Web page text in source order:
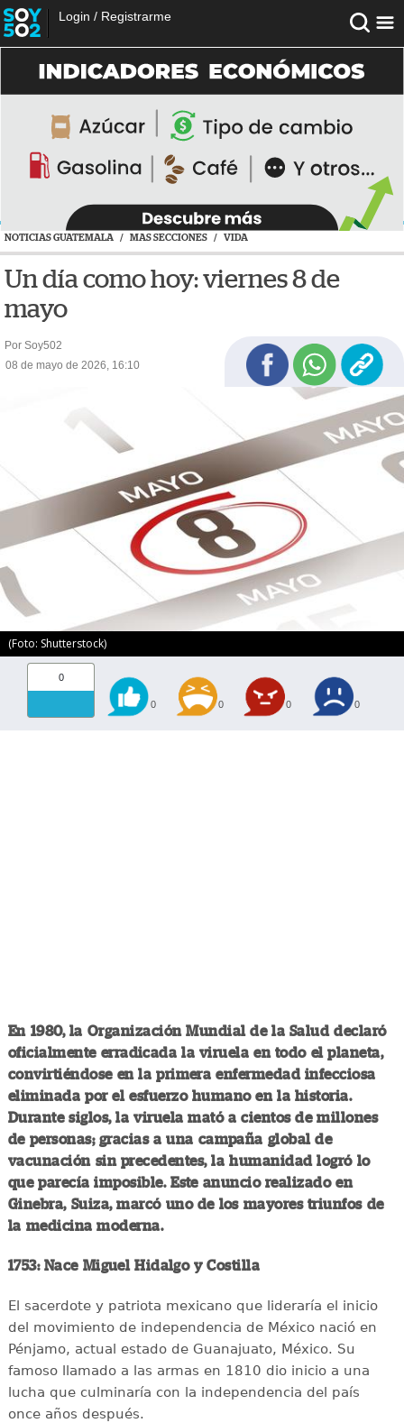
Login / Registrarme
NOTICIAS GUATEMALA / MAS SECCIONES / VIDA
Un día como hoy: viernes 8 de
mayo
Por Soy502
08 de mayo de 2026, 16:10
(Foto: Shutterstock)
0
0 0 0 0
En 1980, la Organización Mundial de la Salud declaró
oficialmente erradicada la viruela en todo el planeta,
convirtiéndose en la primera enfermedad infecciosa
eliminada por el esfuerzo humano en la historia.
Durante siglos, la viruela mató a cientos de millones
de personas; gracias a una campaña global de
vacunación sin precedentes, la humanidad logró lo
que parecía imposible. Este anuncio realizado en
Ginebra, Suiza, marcó uno de los mayores triunfos de
la medicina moderna.
1753: Nace Miguel Hidalgo y Costilla
El sacerdote y patriota mexicano que lideraría el inicio
del movimiento de independencia de México nació en
Pénjamo, actual estado de Guanajuato, México. Su
famoso llamado a las armas en 1810 dio inicio a una
lucha que culminaría con la independencia del país
once años después.